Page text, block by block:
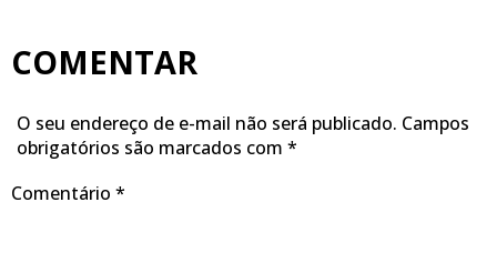
COMENTAR
O seu endereço de e-mail não será publicado. Campos
obrigatórios são marcados com *
Comentário *